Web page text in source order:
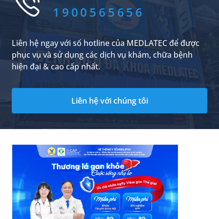
1900565656
Liên hệ ngay với số hotline của MEDLATEC để được
phục vụ và sử dụng các dịch vụ khám, chữa bệnh
hiện đại & cao cấp nhất.
Liên hệ với chúng tôi